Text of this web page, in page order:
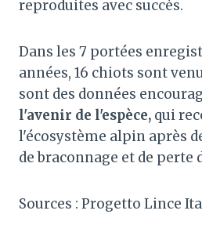
reproduites avec succès.
Dans les 7 portées
années, 16 chiots sont
sont des données
l'avenir de l'espèce, qui
l'écosystème alpin après
de braconnage et de perte
Sources : Progetto Lince